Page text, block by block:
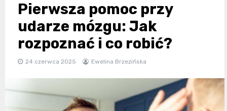
Pierwsza pomoc przy
udarze mózgu: Jak
rozpoznać i co robić?
24 czerwca 2025 Ewelina Brzezińska